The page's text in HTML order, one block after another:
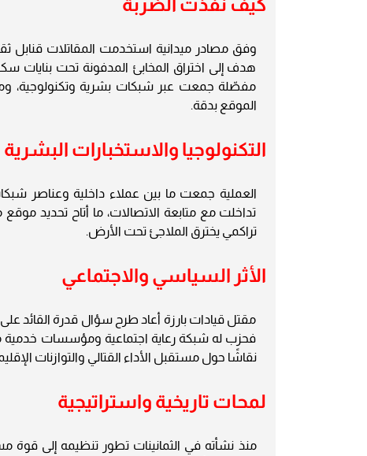
وفق مصادر ميدانية استخدمت المقاتلات قنابل
هدف إلى اختراق المخابئ المدفونة تحت بنايات
مفصّلة جمعت عبر شبكات بشرية وتكنولوجية،
الموقع بدقة.
التكنولوجيا والاستخبارات البشرية
العملية جمعت ما بين عملاء داخلية وعناصر
تداخلت مع متابعة الاتصالات، ما أتاح تحديد
تراكمي يخترق الملاجئ تحت الأرض.
الأثر السياسي والاجتماعي
مقتل قيادات بارزة أعاد طرح سؤال قدرة القائد
فحزب له شبكة رعاية اجتماعية ومؤسسات خدمية
نقاشًا حول مستقبل الأداء القتالي والتوازنات
لمحات تاريخية واستراتيجية
منذ نشأته في الثمانينات تطور تنظيمه إلى قوة